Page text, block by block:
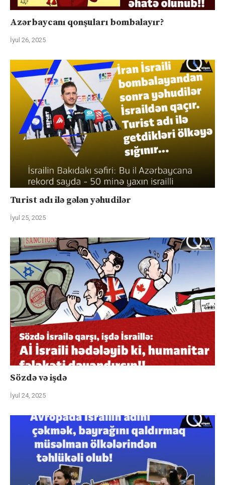
Azərbaycanı qonşuları bombalayır?
İyul 26, 2025
Turist adı ilə gələn yəhudilər
İyul 25, 2025
Sözdə və işdə
İyul 24, 2025